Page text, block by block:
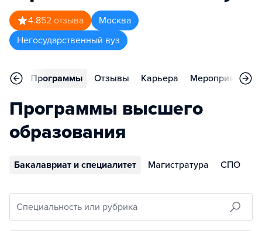
4.852 отзыва
Москва
Негосударственный вуз
Программы Отзывы Карьера Мероприятия
Программы высшего
образования
Бакалавриат и специалитет Магистратура СПО
Специальность или рубрика